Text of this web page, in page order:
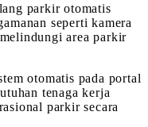
parkir otomatis
seperti kamera
area parkir
otomatis pada portal
tenaga kerja
parkir secara